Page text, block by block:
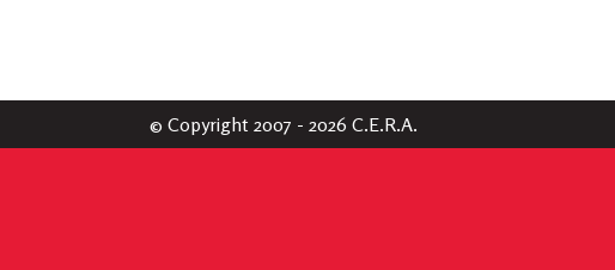
© Copyright 2007 - 2026 C.E.R.A.